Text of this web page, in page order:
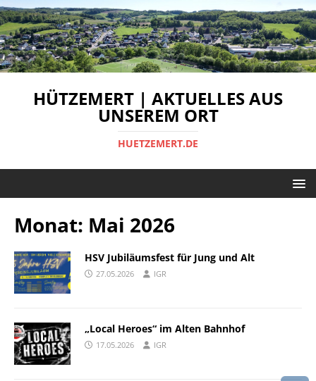
HÜTZEMERT | AKTUELLES AUS
UNSEREM ORT
HUETZEMERT.DE
Monat: Mai 2026
HSV Jubiläumsfest für Jung und Alt
27.05.2026 IGR
„Local Heroes“ im Alten Bahnhof
17.05.2026 IGR